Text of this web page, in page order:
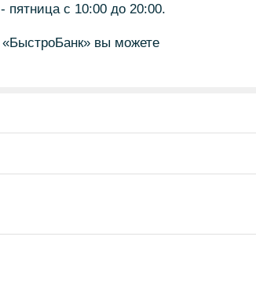
пятница с 10:00 до 20:00.
вы можете